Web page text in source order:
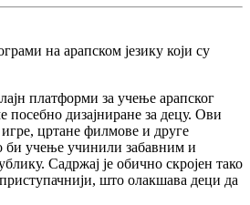
на арапском језику који су
платформи за учење арапског
посебно дизајниране за децу. Ови
цртане филмове и друге
би учење учинили забавним и
Садржај је обично скројен тако
што олакшава деци да